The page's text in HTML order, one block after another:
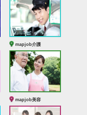
mapjob介護
mapjob美容